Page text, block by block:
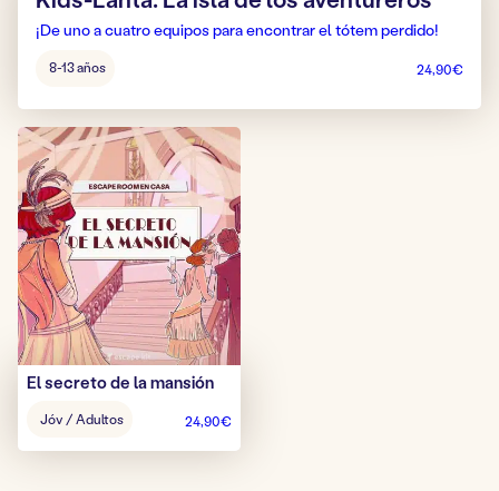
¡De uno a cuatro equipos para encontrar el tótem perdido!
del8-13 años 24,90€
El secreto de la mansión
delJóv / Adultos 24,90€